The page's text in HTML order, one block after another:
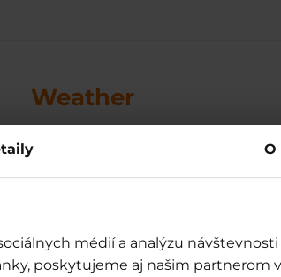
O
médií a analýzu
poskytujeme aj našim partnerom
Weather
like in Tatralandia and